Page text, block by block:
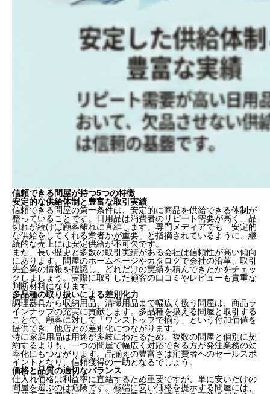
信頼できる問屋が持つ5つの特徴
安定的な供給体制と豊富な取引実績
信頼できる問屋の第一条件は、安定的に商品を供給できる体制が
整っていることです。日用品は消費者のリピート需要が高く、品
切れが続けば顧客離れに直結します。専門メディアでも「安定的
な供給をしてくれる業者かが重要」と指摘されているように、継
続的な売上には安定供給が不可欠です。
また、長い歴史と多数の取引実績がある会社は信頼性が高い傾向
にあります。問屋のホームページやカタログで会社の沿革、取引
先企業の情報を確認し、どれだけの実績を積んできたかをチェッ
クしましょう。実際に取引した顧客の口コミやレビューも貴重な
判断材料になります。
多品種の取り扱いによる差別化力
調理器具から収納用品、清掃用品まで幅広く扱う問屋は、商品ラ
インナップの充実に貢献します。多品種を扱える問屋と取引する
ことで、顧客に対して「ワンストップで揃う」という付加価値を
提供でき、他店との差別化につながります。
特に家庭用品は用途が多岐にわたるため、複数の問屋と個別に契
約するよりも、一つの問屋で幅広く対応できる方が発注業務の効
率化にもつながります。品揃えの豊富さは消費者へのセールスポ
イントとなり、信頼獲得の一助となるでしょう。
価格と品質の適切なバランス
仕入れ価格は利益率に直結するため重要ですが、単に安いだけの
問屋を選ぶのは危険です。極端に安い価格を提示する問屋には、